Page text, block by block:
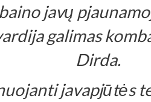
javų
galimas
Dirda.
javapjūtės